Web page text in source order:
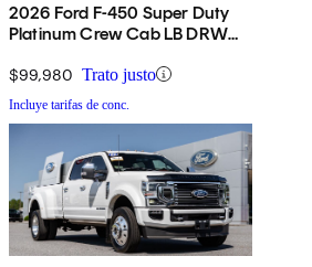
2026 Ford F-450 Super Duty
Platinum Crew Cab LB DRW
$99,980 Trato justo
Incluye tarifas de conc.